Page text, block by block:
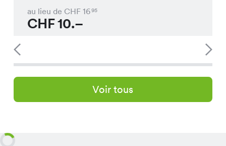
au lieu de CHF 1695
CHF10.–
Voir tous